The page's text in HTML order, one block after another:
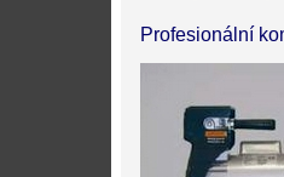
Profesionální